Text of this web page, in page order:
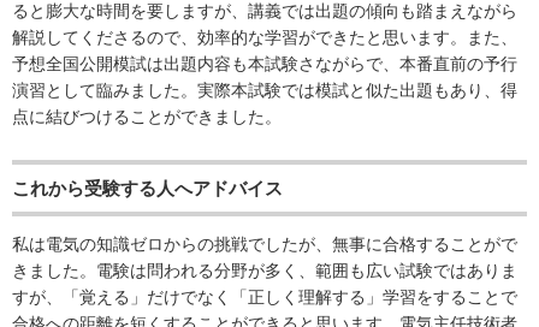
ると膨大な時間を要しますが、講義では出題の傾向も踏まえながら
解説してくださるので、効率的な学習ができたと思います。また、
予想全国公開模試は出題内容も本試験さながらで、本番直前の予行
演習として臨みました。実際本試験では模試と似た出題もあり、得
点に結びつけることができました。
これから受験する人へアドバイス
私は電気の知識ゼロからの挑戦でしたが、無事に合格することがで
きました。電験は問われる分野が多く、範囲も広い試験ではありま
すが、「覚える」だけでなく「正しく理解する」学習をすることで